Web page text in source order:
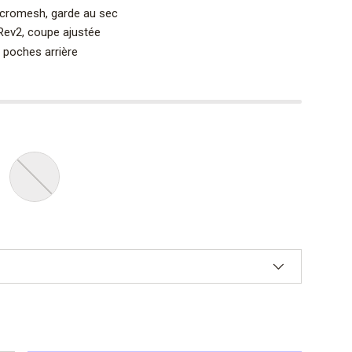
garde au sec
coupe ajustée
arrière